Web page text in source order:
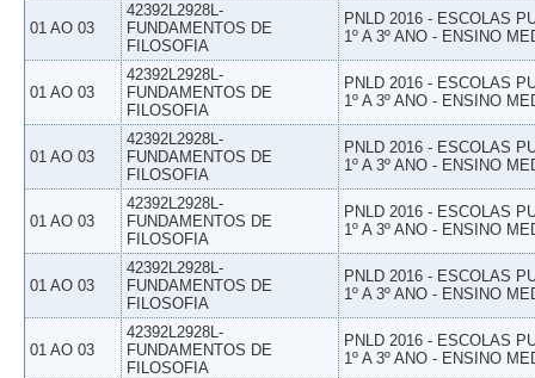
01 AO 03
42392L2928L-
FUNDAMENTOS DE
FILOSOFIA
PNLD 2016 - ESCOLAS
1º A 3º ANO - ENSINO
01 AO 03
42392L2928L-
FUNDAMENTOS DE
FILOSOFIA
PNLD 2016 - ESCOLAS
1º A 3º ANO - ENSINO
01 AO 03
42392L2928L-
FUNDAMENTOS DE
FILOSOFIA
PNLD 2016 - ESCOLAS
1º A 3º ANO - ENSINO
01 AO 03
42392L2928L-
FUNDAMENTOS DE
FILOSOFIA
PNLD 2016 - ESCOLAS
1º A 3º ANO - ENSINO
01 AO 03
42392L2928L-
FUNDAMENTOS DE
FILOSOFIA
PNLD 2016 - ESCOLAS
1º A 3º ANO - ENSINO
01 AO 03
42392L2928L-
FUNDAMENTOS DE
FILOSOFIA
PNLD 2016 - ESCOLAS
1º A 3º ANO - ENSINO